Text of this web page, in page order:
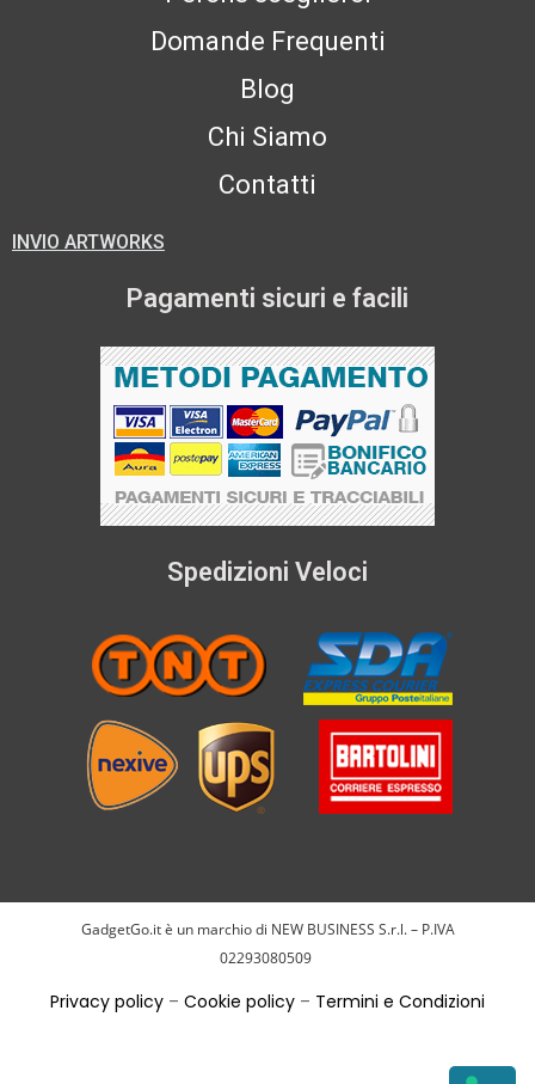
Domande Frequenti
Blog
Chi Siamo
Contatti
INVIO ARTWORKS
Pagamenti sicuri e facili
Spedizioni Veloci
GadgetGo.it è un marchio di NEW BUSINESS S.r.l. – P.IVA
02293080509
Privacy policy – Cookie policy – Termini e Condizioni